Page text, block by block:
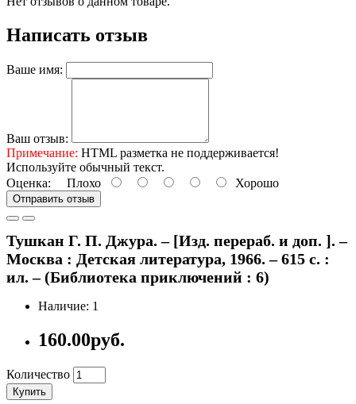
Написать отзыв
Ваше имя:
Ваш отзыв:
Примечание: HTML разметка не поддерживается!
Используйте обычный текст.
Оценка: Плохо Хорошо
Отправить отзыв
Тушкан Г. П. Джура. – [Изд. перераб. и доп. ]. –
Москва : Детская литература, 1966. – 615 с. :
ил. – (Библиотека приключений : 6)
Наличие: 1
160.00руб.
Количество
Купить